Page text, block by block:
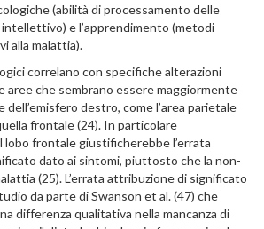
(abilità di processamento delle
e l’apprendimento (metodi
alla malattia).
correlano con specifiche alterazioni
aree che sembrano essere maggiormente
dell’emisfero destro, come l’area parietale
frontale (24). In particolare
lobo frontale giustificherebbe l’errata
dato ai sintomi, piuttosto che la non-
(25). L’errata attribuzione di significato
da parte di Swanson et al. (47) che
differenza qualitativa nella mancanza di